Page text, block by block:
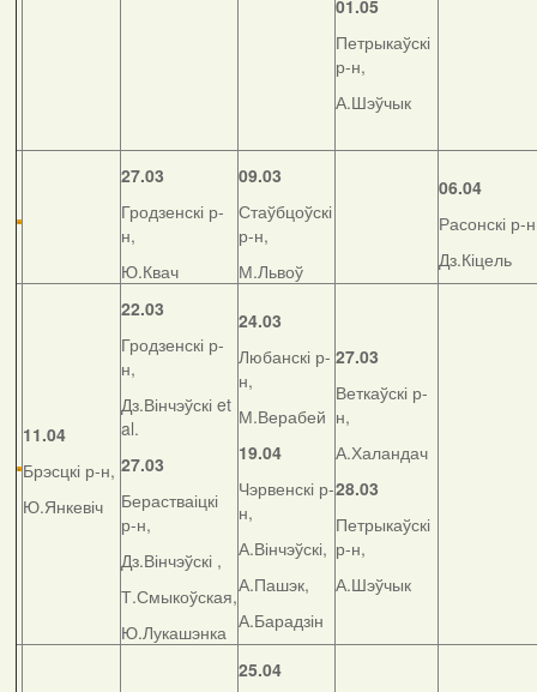
01.05
Петрыкаўскі
р-н,
А.Шэўчык
27.03
Гродзенскі р-
н,
Ю.Квач
09.03
Стаўбцоўскі
р-н,
М.Львоў
06.04
Расонскі р-
Дз.Кіцель
11.04
Брэсцкі р-н,
Ю.Янкевіч
22.03
Гродзенскі р-
н,
Дз.Вінчэўскі et
al.
27.03
Берастваіцкі
р-н,
Дз.Вінчэўскі ,
Т.Смыкоўская,
Ю.Лукашэнка
24.03
Любанскі р-
н,
М.Верабей
19.04
Чэрвенскі р-
н,
А.Вінчэўскі,
А.Пашэк,
А.Барадзін
27.03
Веткаўскі р-
н,
А.Халандач
28.03
Петрыкаўскі
р-н,
А.Шэўчык
25.04